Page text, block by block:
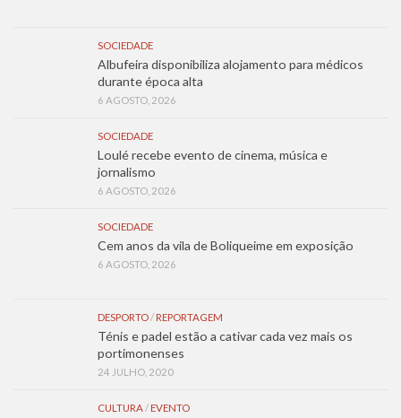
SOCIEDADE
Albufeira disponibiliza alojamento para médicos
durante época alta
6 AGOSTO, 2026
SOCIEDADE
Loulé recebe evento de cinema, música e
jornalismo
6 AGOSTO, 2026
SOCIEDADE
Cem anos da vila de Boliqueime em exposição
6 AGOSTO, 2026
DESPORTO/ REPORTAGEM
Ténis e padel estão a cativar cada vez mais os
portimonenses
24 JULHO, 2020
CULTURA/ EVENTO